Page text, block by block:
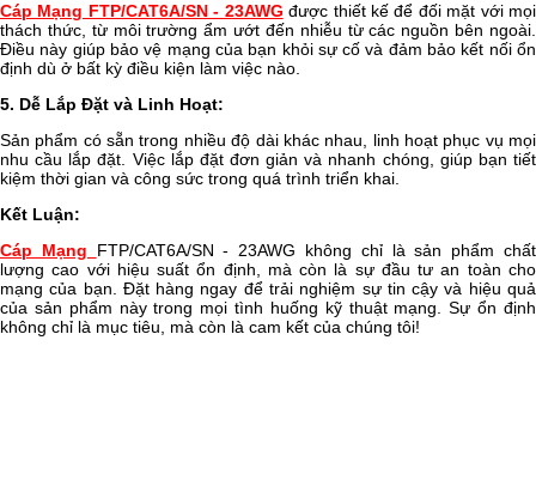
Cáp Mạng FTP/CAT6A/SN - 23AWG được thiết kế để đối mặt với mọi
thách thức, từ môi trường ẩm ướt đến nhiễu từ các nguồn bên ngoài.
Điều này giúp bảo vệ mạng của bạn khỏi sự cố và đảm bảo kết nối ổn
định dù ở bất kỳ điều kiện làm việc nào.
5. Dễ Lắp Đặt và Linh Hoạt:
Sản phẩm có sẵn trong nhiều độ dài khác nhau, linh hoạt phục vụ mọi
nhu cầu lắp đặt. Việc lắp đặt đơn giản và nhanh chóng, giúp bạn tiết
kiệm thời gian và công sức trong quá trình triển khai.
Kết Luận:
Cáp Mạng FTP/CAT6A/SN - 23AWG không chỉ là sản phẩm chất
lượng cao với hiệu suất ổn định, mà còn là sự đầu tư an toàn cho
mạng của bạn. Đặt hàng ngay để trải nghiệm sự tin cậy và hiệu quả
của sản phẩm này trong mọi tình huống kỹ thuật mạng. Sự ổn định
không chỉ là mục tiêu, mà còn là cam kết của chúng tôi!